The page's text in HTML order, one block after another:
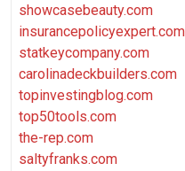
showcasebeauty.com
insurancepolicyexpert.com
statkeycompany.com
carolinadeckbuilders.com
topinvestingblog.com
top50tools.com
the-rep.com
saltyfranks.com